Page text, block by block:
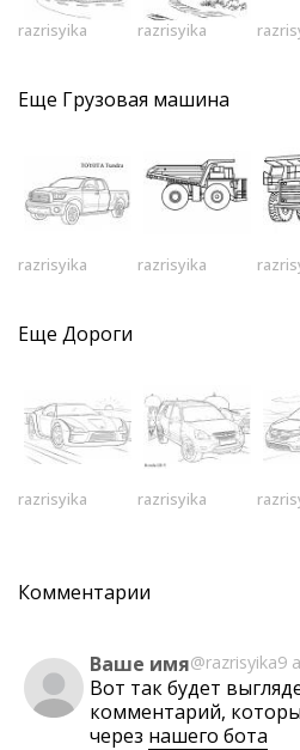
razrisyika razrisyika
Еще Грузовая машина
razrisyika razrisyika
Еще Дороги
razrisyika razrisyika
Комментарии
Ваше имя@razrisyika9
Вот так будет
комментарий,
через нашего бота